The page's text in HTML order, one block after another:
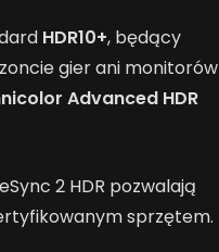
HDR10+, będący
gier ani monitorów
Advanced HDR
2 HDR pozwalają
sprzętem.